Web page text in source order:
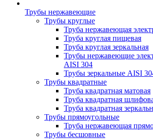
Трубы нержавеющие
Трубы круглые
Труба нержавеющая
Труба круглая пищевая
Труба круглая зеркальная
Трубы нержавеющие
AISI 304
Трубы зеркальные AISI
Трубы квадратные
Труба квадратная матовая
Труба квадратная
Труба квадратная
Трубы прямоугольные
Труба нержавеющая
Трубы бесшовные